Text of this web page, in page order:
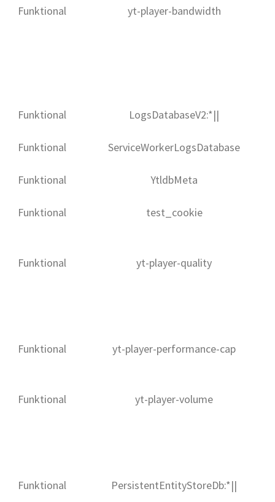
Funktional yt-player-bandwidth
Funktional LogsDatabaseV2:*||
Funktional ServiceWorkerLogsDatabase
Funktional YtldbMeta
Funktional test_cookie
Funktional yt-player-quality
Funktional yt-player-performance-cap
Funktional yt-player-volume
Funktional PersistentEntityStoreDb:*||